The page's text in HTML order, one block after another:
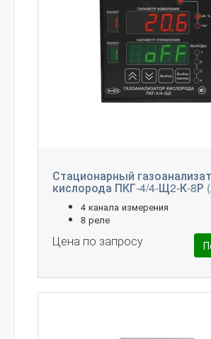
Стационарный
кислорода ПКГ-4/4-Щ2-К-8Р
4 канала измерения
8 реле
Цена по запросу